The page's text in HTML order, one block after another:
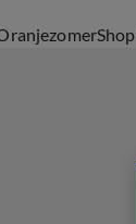
Shop